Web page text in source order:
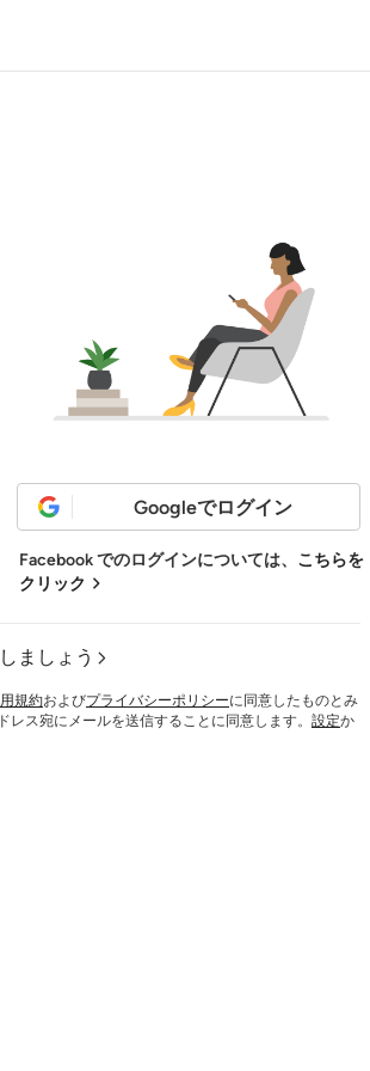
Googleでログイン
Facebook でのログインについては、 こちらを
クリック
ましょう
規約およびプライバシーポリシーに同意したものとみ
ス宛にメールを送信することに同意します。 設定か